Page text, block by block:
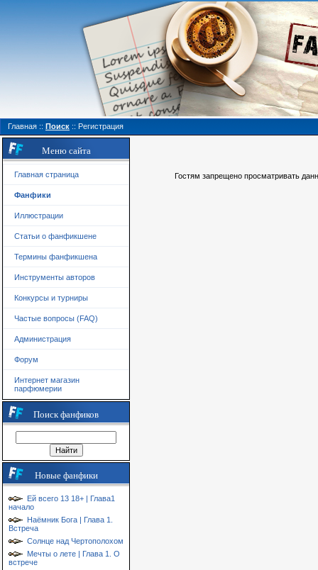
Главная :: Поиск :: Регистрация
Меню сайта
Главная страница
Фанфики
Иллюстрации
Статьи о фанфикшене
Термины фанфикшена
Инструменты авторов
Конкурсы и турниры
Частые вопросы (FAQ)
Администрация
Форум
Интернет магазин
парфюмерии
Поиск фанфиков
Новые фанфики
Ей всего 13 18+ | Глава1
начало
Наёмник Бога | Глава 1.
Встреча
Солнце над Чертополохом
Мечты о лете | Глава 1. О
встрече
Гостям запрещено просматривать